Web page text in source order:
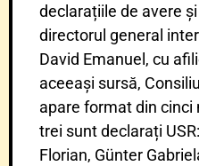
declarațiile de avere
directorul general
David Emanuel, cu
aceeași sursă,
apare format din cinci
trei sunt declarați
Florian, Günter